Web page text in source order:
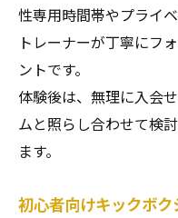
性専用時間帯やプライ
トレーナーが丁寧にフ
ントです。
体験後は、無理に入会
ムと照らし合わせて検
ます。
初心者向けキックボ